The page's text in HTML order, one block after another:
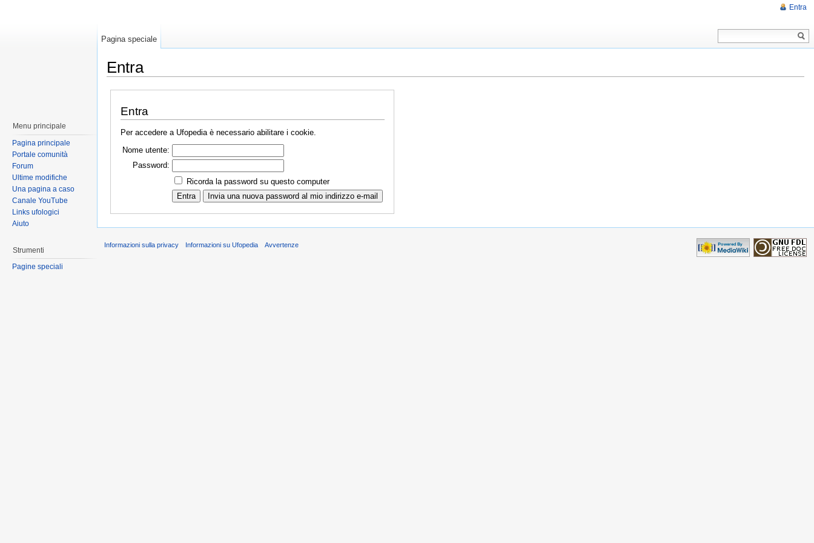
Entra
Entra
Per accedere a Ufopedia è necessario abilitare i cookie.
Nome utente:
Password:
Ricorda la password su questo computer
Entra
Pagina speciale
Menu principale
Pagina principale
Portale comunità
Forum
Ultime modifiche
Una pagina a caso
Canale YouTube
Links ufologici
Aiuto
Strumenti
Pagine speciali
Informazioni sulla privacy Informazioni su Ufopedia Avvertenze